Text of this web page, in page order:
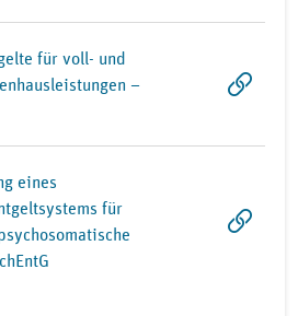
für voll- und
–
eines
für